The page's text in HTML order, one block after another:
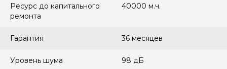
Ресурс до капитального
ремонта
40000 м.ч.
Гарантия 36 месяцев
Уровень шума 98 дБ